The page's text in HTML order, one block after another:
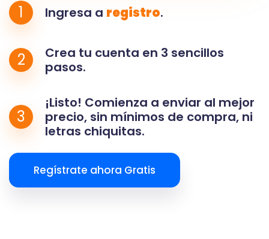
1 Ingresa a registro.
2
Crea tu cuenta en 3 sencillos
pasos.
3
¡Listo! Comienza a enviar al mejor
precio, sin mínimos de compra, ni
letras chiquitas.
Regístrate ahora Gratis